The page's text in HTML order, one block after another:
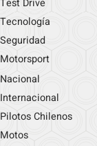
Test Drive
Tecnología
Seguridad
Motorsport
Nacional
Internacional
Pilotos Chilenos
Motos